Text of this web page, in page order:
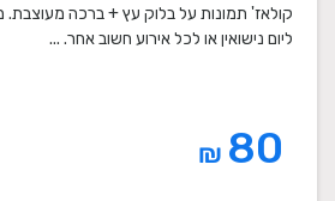
קולאז' תמונות על בלוק עץ + ברכה מעוצבת.
ליום נישואין או לכל אירוע חשוב אחר. ...
₪